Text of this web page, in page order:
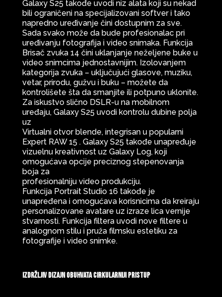
Galaxy S25 takođe uvodi niz alata koji su nekad
bili ograničeni na specijalizovani softver i tako
napredno uređivanje čini dostupnim za sve.
Sada svako može da bude profesionalac pri
uređivanju fotografija i video snimaka. Funkcija
Brisač zvuka 14 čini uklanjanje neželjene buke u
video snimcima jednostavnijim. Izolovanjem
kategorija zvuka – uključujući glasove, muziku,
vetar, prirodu, gužvu i buku – možete da
kontrolišete šta da smanjite ili potpuno uklonite.
Za iskustvo slično DSLR-u na mobilnom
uređaju, Galaxy S25 uvodi kontrolu dubine polja
uz
Virtualni otvor blende, integrisan u popularni
Expert RAW 15 . Galaxy S25 takođe unapređuje
vizuelnu kreativnost uz Galaxy Log, koji
omogućava opcije preciznog stepenovanja
boja za
profesionalniju video produkciju.
Funkcija Portrait Studio 16 takođe je
unapređena i omogućava korisnicima da kreiraju
personalizovane avatare uz izraze lica vernije
stvarnosti. Funkcija filtera uvodi nove filtere u
analognom stilu i pruža filmsku estetiku za
fotografije i video snimke.
Izdržljiv dizajn obuhvata cirkularniji pristup